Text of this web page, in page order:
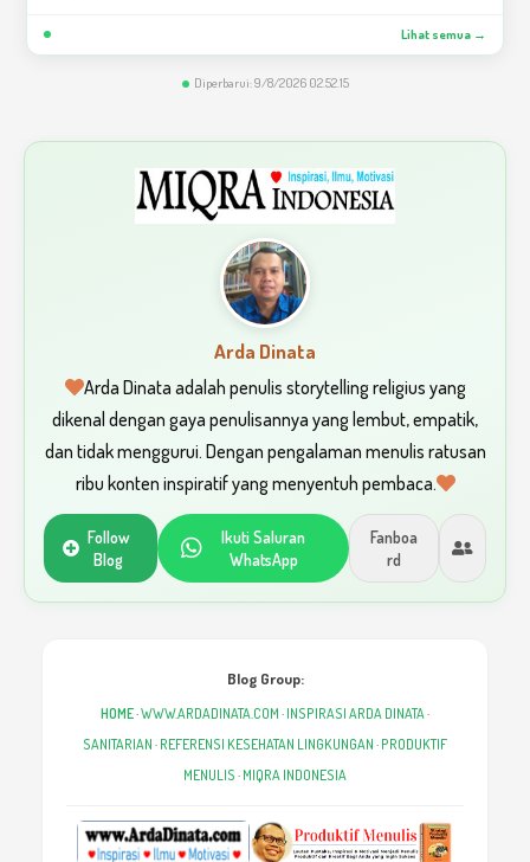
Lihat semua →
Diperbarui: 9/8/2026 02.52.15
Arda Dinata
Arda Dinata adalah penulis storytelling religius yang
dikenal dengan gaya penulisannya yang lembut, empatik,
dan tidak menggurui. Dengan pengalaman menulis ratusan
ribu konten inspiratif yang menyentuh pembaca.
Follow
Blog
Ikuti Saluran
WhatsApp
Fanboa
rd
Blog Group:
HOME·WWW.ARDADINATA.COM · INSPIRASI ARDA DINATA·
SANITARIAN · REFERENSI KESEHATAN LINGKUNGAN · PRODUKTIF
MENULIS · MIQRA INDONESIA